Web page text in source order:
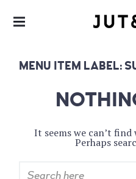
MENU ITEM LABEL:
It seems we can’t
Perhaps